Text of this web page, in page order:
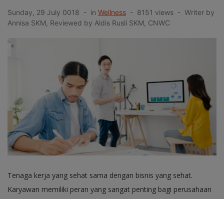
Sunday, 29 July 0018 - in Wellness - 8151 views - Writer by
Annisa SKM, Reviewed by Aldis Rusli SKM, CNWC
Tenaga kerja yang sehat sama dengan bisnis yang sehat.
Karyawan memiliki peran yang sangat penting bagi perusahaan